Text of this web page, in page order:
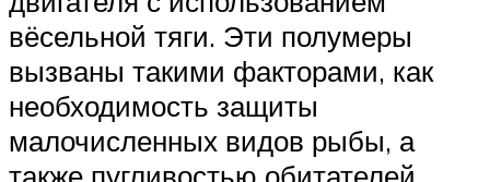
вёсельной тяги. Эти полумеры
вызваны такими факторами, как
необходимость защиты
малочисленных видов рыбы, а